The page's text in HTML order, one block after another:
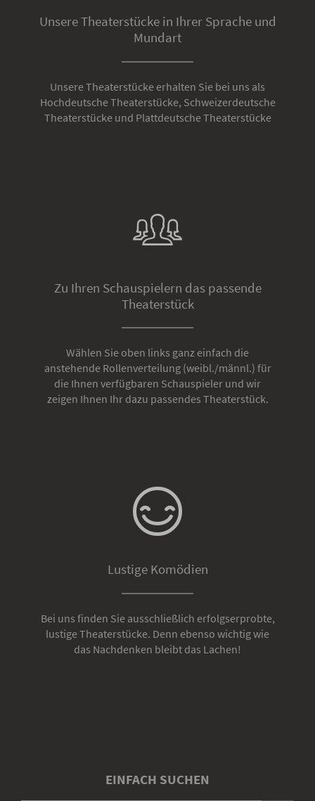
Unsere Theaterstücke in Ihrer Sprache und
Mundart
Unsere Theaterstücke erhalten Sie bei uns als
Hochdeutsche Theaterstücke, Schweizerdeutsche
Theaterstücke und Plattdeutsche Theaterstücke
Zu Ihren Schauspielern das passende
Theaterstück
Wählen Sie oben links ganz einfach die
anstehende Rollenverteilung (weibl./männl.) für
die Ihnen verfügbaren Schauspieler und wir
zeigen Ihnen Ihr dazu passendes Theaterstück.
Lustige Komödien
Bei uns finden Sie ausschließlich erfolgserprobte,
lustige Theaterstücke. Denn ebenso wichtig wie
das Nachdenken bleibt das Lachen!
EINFACH SUCHEN